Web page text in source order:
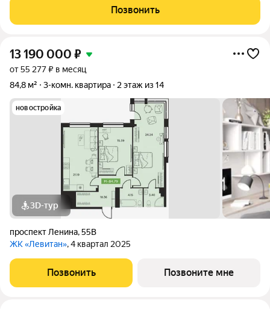
Бухарово. Идеальный вариант для семьи, ценящей комфорт и
спокойствие! Преимущества:
Позвонить
13 190 000 ₽
от 55 277 ₽ в месяц
84,8 м²
3-комн. квартира 2 этаж из 14
новостройка
3D-тур
проспект Ленина,55В
ЖК «Левитан», 4 квартал 2025
Позвонить Позвоните мне